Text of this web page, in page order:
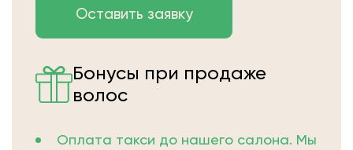
Бонусы при продаже
волос
Оплата такси до нашего салона. Мы